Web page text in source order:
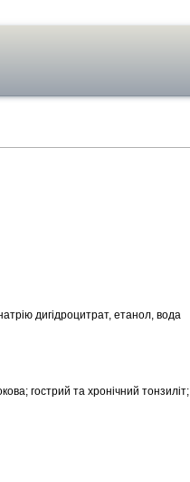
дигідроцитрат, етанол, вода
гострий та хронічний тонзиліт;